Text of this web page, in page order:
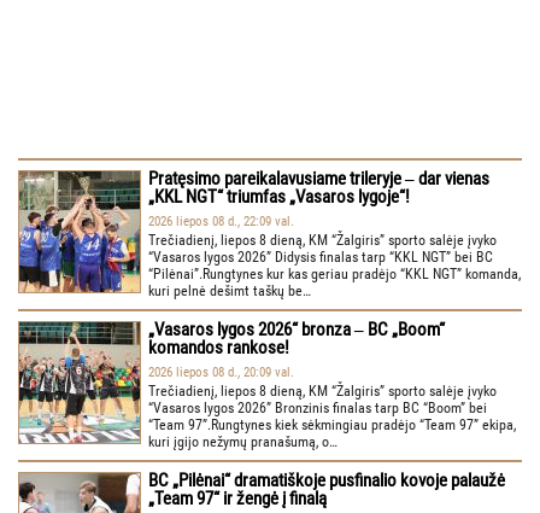
Pratęsimo pareikalavusiame trileryje ‒ dar vienas
„KKL NGT“ triumfas „Vasaros lygoje“!
2026 liepos 08 d., 22:09 val.
Trečiadienį, liepos 8 dieną, KM “Žalgiris” sporto salėje įvyko
“Vasaros lygos 2026” Didysis finalas tarp “KKL NGT” bei BC
“Pilėnai”.Rungtynes kur kas geriau pradėjo “KKL NGT” komanda,
kuri pelnė dešimt taškų be…
„Vasaros lygos 2026“ bronza ‒ BC „Boom“
komandos rankose!
2026 liepos 08 d., 20:09 val.
Trečiadienį, liepos 8 dieną, KM “Žalgiris” sporto salėje įvyko
“Vasaros lygos 2026” Bronzinis finalas tarp BC “Boom” bei
“Team 97”.Rungtynes kiek sėkmingiau pradėjo “Team 97” ekipa,
kuri įgijo nežymų pranašumą, o…
BC „Pilėnai“ dramatiškoje pusfinalio kovoje palaužė
„Team 97“ ir žengė į finalą